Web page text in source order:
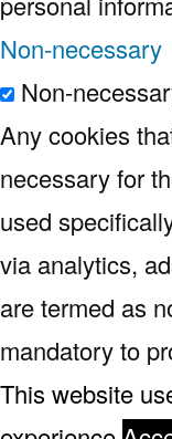
This website
Non-necessary
Non-
Any cookies
necessary for
used
via analytics,
are termed as
mandatory to
running these